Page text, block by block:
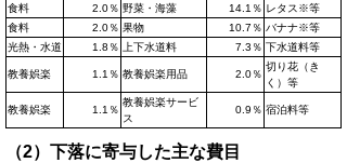
食料
2.0％ 野菜・海藻 14.1％ レタス※等
食料
2.0％ 果物 10.7％ バナナ※等
光熱・水道
1.8％ 上下水道料 7.3％ 下水道料等
教養娯楽 1.1％ 教養娯楽用品 2.0％
切り花（き
く）等
教養娯楽 1.1％
教養娯楽サービ
ス
0.9％ 宿泊料等
（2）下落に寄与した主な費目